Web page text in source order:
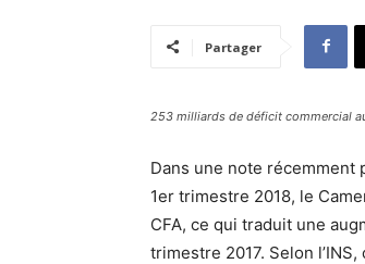
Partager
253 milliards de déficit commercial
Dans une note récemment
1er trimestre 2018, le
CFA, ce qui traduit une
trimestre 2017. Selon